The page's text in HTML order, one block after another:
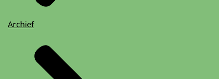
Archief